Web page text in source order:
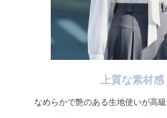
上質な素材感
なめらかで艶のある生地使いが高